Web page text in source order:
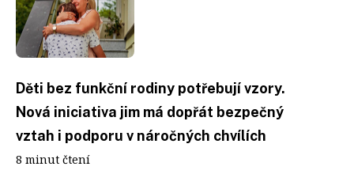
Děti bez funkční rodiny potřebují vzory.
Nová iniciativa jim má dopřát bezpečný
vztah i podporu v náročných chvílích
8 minut čtení